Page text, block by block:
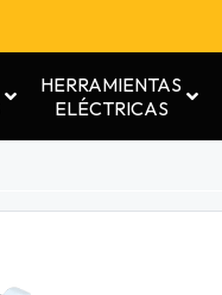
HERRAMIENTAS
ELÉCTRICAS